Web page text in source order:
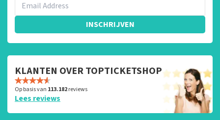
INSCHRIJVEN
KLANTEN OVER TOPTICKETSHOP
Op basis van 113.182reviews
Lees reviews